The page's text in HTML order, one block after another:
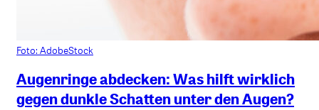
Foto: AdobeStock
Augenringe abdecken: Was hilft wirklich
gegen dunkle Schatten unter den Augen?